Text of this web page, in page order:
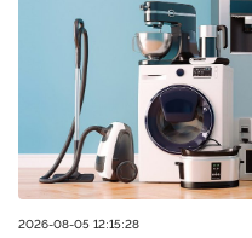
2026-08-05 12:15:28